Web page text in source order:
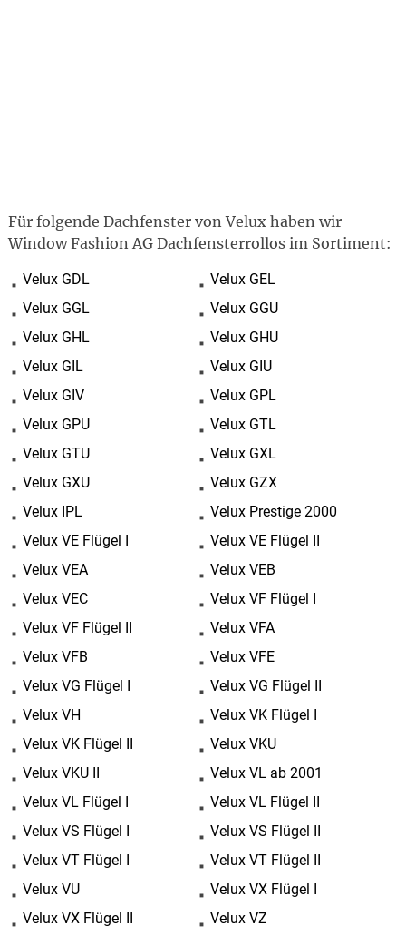
Für folgende Dachfenster von Velux haben wir
Window Fashion AG Dachfensterrollos im Sortiment:
Velux GDL
Velux GEL
Velux GGL
Velux GGU
Velux GHL
Velux GHU
Velux GIL
Velux GIU
Velux GIV
Velux GPL
Velux GPU
Velux GTL
Velux GTU
Velux GXL
Velux GXU
Velux GZX
Velux IPL
Velux Prestige 2000
Velux VE Flügel I
Velux VE Flügel II
Velux VEA
Velux VEB
Velux VEC
Velux VF Flügel I
Velux VF Flügel II
Velux VFA
Velux VFB
Velux VFE
Velux VG Flügel I
Velux VG Flügel II
Velux VH
Velux VK Flügel I
Velux VK Flügel II
Velux VKU
Velux VKU II
Velux VL ab 2001
Velux VL Flügel I
Velux VL Flügel II
Velux VS Flügel I
Velux VS Flügel II
Velux VT Flügel I
Velux VT Flügel II
Velux VU
Velux VX Flügel I
Velux VX Flügel II
Velux VZ